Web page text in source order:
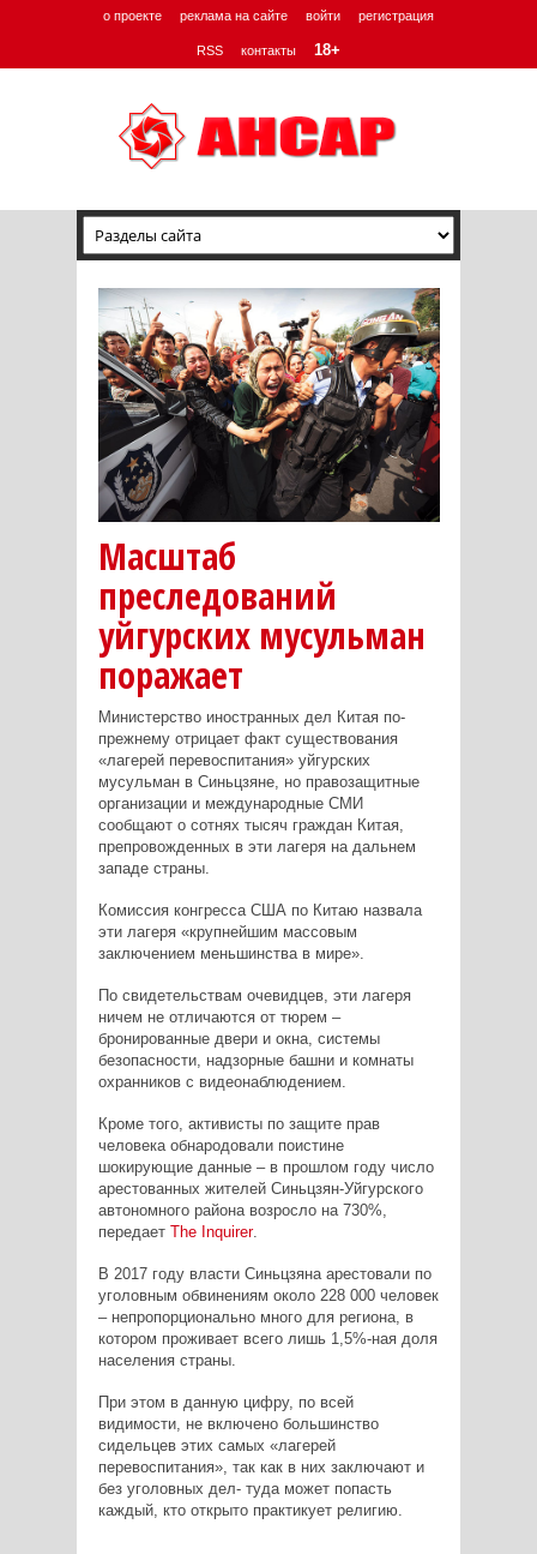
о проекте реклама на сайте войти регистрация
RSS контакты 18+
Масштаб
преследований
уйгурских мусульман
поражает
Министерство иностранных дел Китая по-
прежнему отрицает факт существования
«лагерей перевоспитания» уйгурских
мусульман в Синьцзяне, но правозащитные
организации и международные СМИ
сообщают о сотнях тысяч граждан Китая,
препровожденных в эти лагеря на дальнем
западе страны.
Комиссия конгресса США по Китаю назвала
эти лагеря «крупнейшим массовым
заключением меньшинства в мире».
По свидетельствам очевидцев, эти лагеря
ничем не отличаются от тюрем –
бронированные двери и окна, системы
безопасности, надзорные башни и комнаты
охранников с видеонаблюдением.
Кроме того, активисты по защите прав
человека обнародовали поистине
шокирующие данные – в прошлом году число
арестованных жителей Синьцзян-Уйгурского
автономного района возросло на 730%,
передает The Inquirer.
В 2017 году власти Синьцзяна арестовали по
уголовным обвинениям около 228 000 человек
– непропорционально много для региона, в
котором проживает всего лишь 1,5%-ная доля
населения страны.
При этом в данную цифру, по всей
видимости, не включено большинство
сидельцев этих самых «лагерей
перевоспитания», так как в них заключают и
без уголовных дел- туда может попасть
каждый, кто открыто практикует религию.